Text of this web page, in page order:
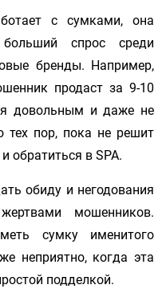
с сумками, она
спрос среди
бренды. Например,
продаст за 9-10
довольным и даже не
тех пор, пока не решит
обратиться в SPA.
обиду и негодования
мошенников.
сумку именитого
неприятно, когда эта
подделкой.